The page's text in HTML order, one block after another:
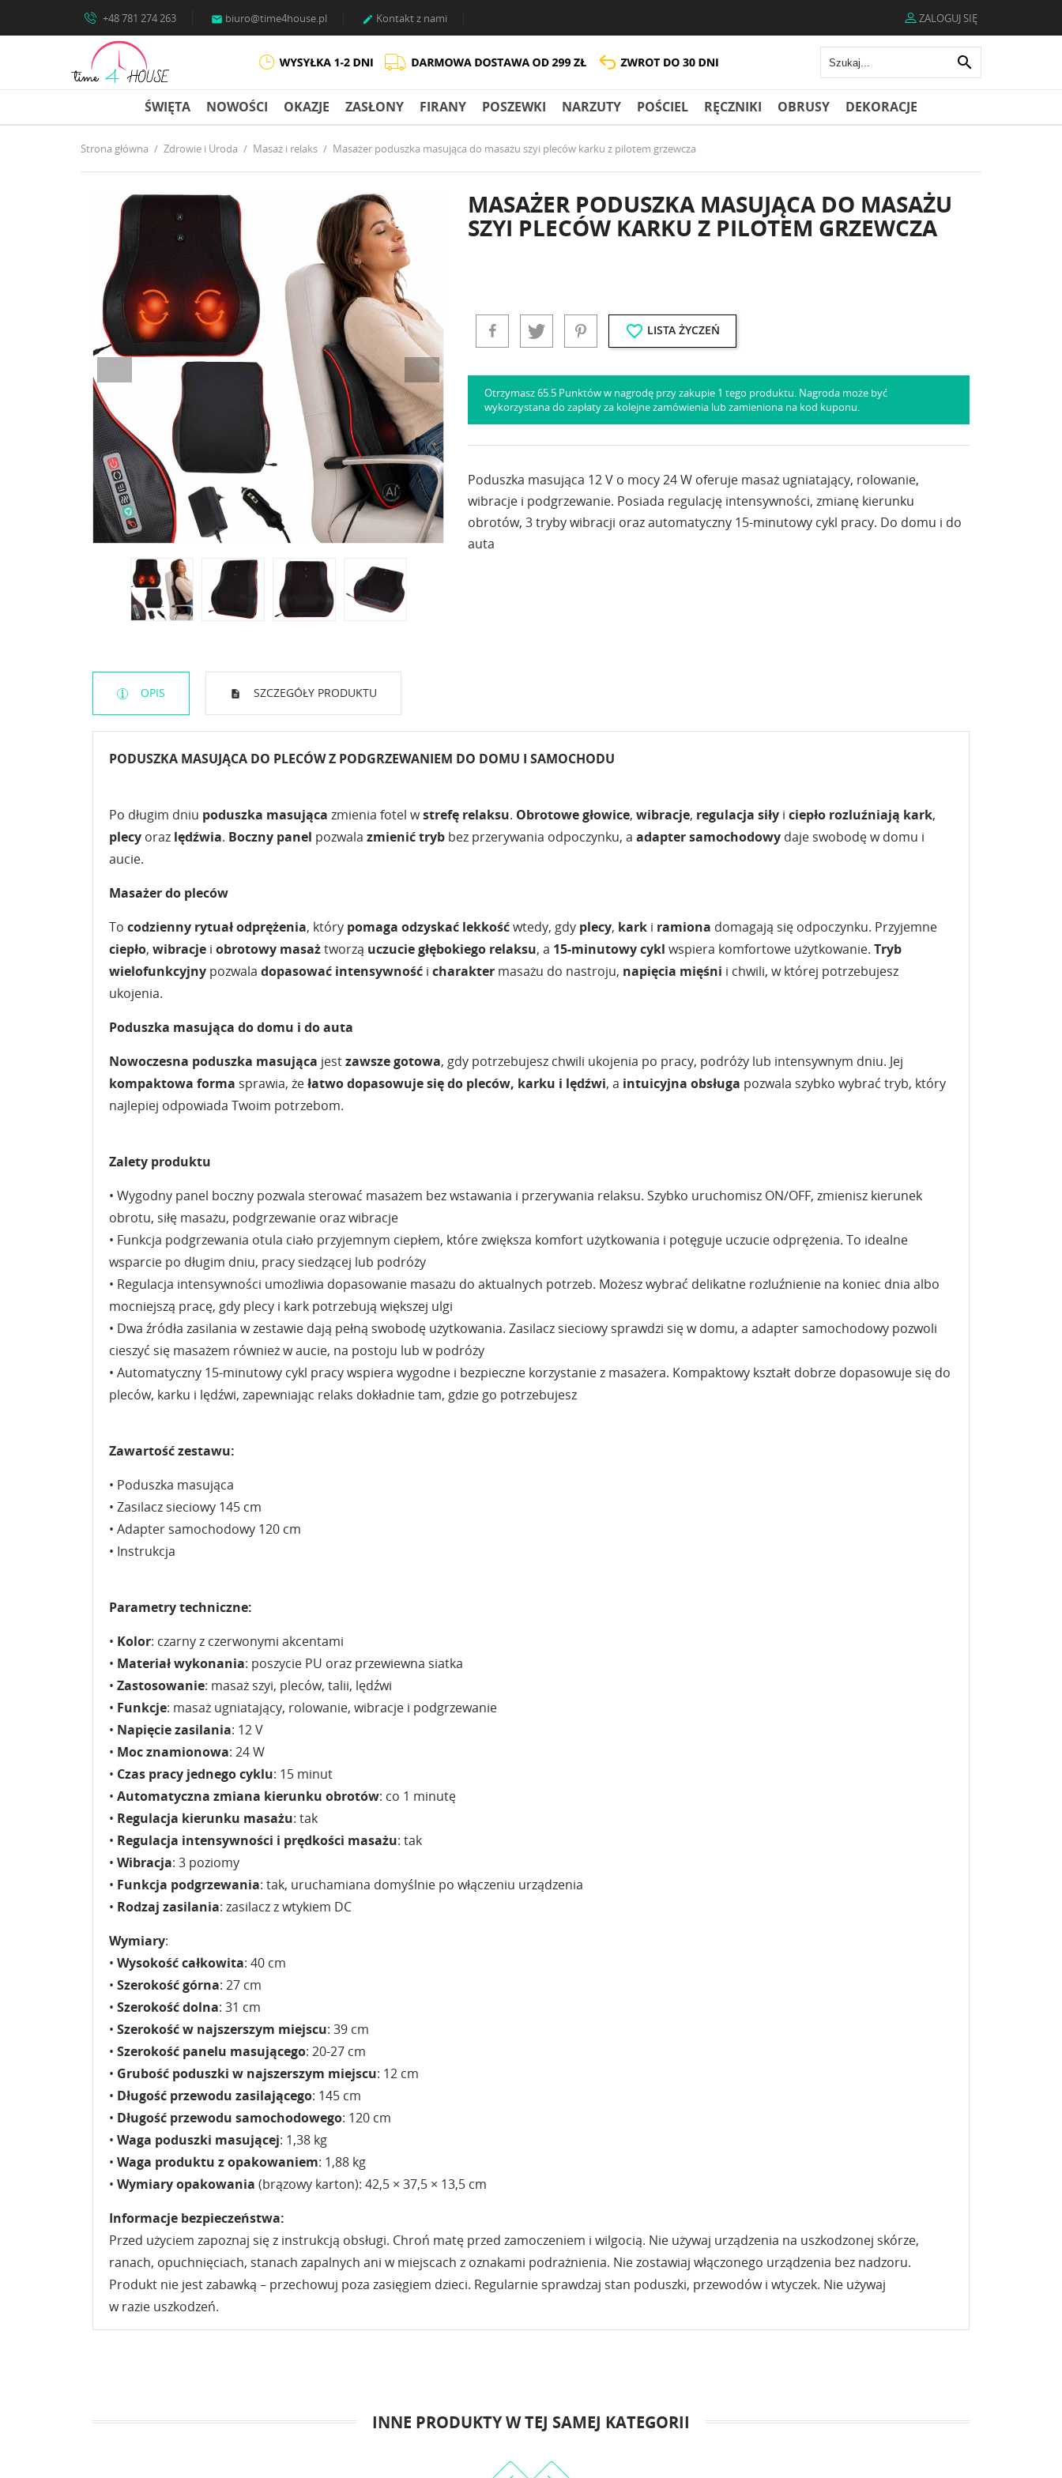
+48 781 274 263  biuro@time4house.pl  Kontakt z nami ZALOGUJ SIĘ

ŚWIĘTA NOWOŚCI OKAZJE ZASŁONY FIRANY POSZEWKI NARZUTY POŚCIEL RĘCZNIKI OBRUSY DEKORACJE
Strona główna Zdrowie i Uroda Masaż i relaks Masażer poduszka masująca do masażu szyi pleców karku z pilotem grzewcza
MASAŻER PODUSZKA MASUJĄCA DO MASAŻU
SZYI PLECÓW KARKU Z PILOTEM GRZEWCZA
favorite_border LISTA ŻYCZEŃ
Otrzymasz 65.5 Punktów w nagrodę przy zakupie 1 tego produktu. Nagroda może być
wykorzystana do zapłaty za kolejne zamówienia lub zamieniona na kod kuponu.
Poduszka masująca 12 V o mocy 24 W oferuje masaż ugniatający, rolowanie,
wibracje i podgrzewanie. Posiada regulację intensywności, zmianę kierunku
obrotów, 3 tryby wibracji oraz automatyczny 15-minutowy cykl pracy. Do domu i do
auta
OPIS SZCZEGÓŁY PRODUKTU
PODUSZKA MASUJĄCA DO PLECÓW Z PODGRZEWANIEM DO DOMU I SAMOCHODU
Po długim dniu poduszka masująca zmienia fotel wstrefę relaksu. Obrotowe głowice, wibracje, regulacja siły i ciepło rozluźniają kark,
plecy oraz lędźwia. Boczny panel pozwala zmienić tryb bez przerywania odpoczynku, a adapter samochodowy daje swobodę w domu i
aucie.
Masażer do pleców
To codzienny rytuał odprężenia, który pomaga odzyskać lekkośćwtedy, gdy plecy, kark i ramiona domagają się odpoczynku. Przyjemne
ciepło, wibracje i obrotowy masażtworzą uczucie głębokiego relaksu, a 15-minutowy cykl wspiera komfortowe użytkowanie. Tryb
wielofunkcyjny pozwala dopasować intensywność i charakter masażu do nastroju, napięcia mięśni i chwili, w której potrzebujesz
ukojenia.
Poduszka masująca do domu i do auta
Nowoczesna poduszka masująca jestzawsze gotowa, gdy potrzebujesz chwili ukojenia po pracy, podróży lub intensywnym dniu. Jej
kompaktowa forma sprawia, żełatwo dopasowuje się do pleców, karku i lędźwi, a intuicyjna obsługa pozwala szybko wybrać tryb, który
najlepiej odpowiada Twoim potrzebom.
Zalety produktu
• Wygodny panel boczny pozwala sterować masażem bez wstawania i przerywania relaksu. Szybko uruchomisz ON/OFF, zmienisz kierunek
obrotu, siłę masażu, podgrzewanie oraz wibracje
• Funkcja podgrzewania otula ciało przyjemnym ciepłem, które zwiększa komfort użytkowania i potęguje uczucie odprężenia. To idealne
wsparcie po długim dniu, pracy siedzącej lub podróży
• Regulacja intensywności umożliwia dopasowanie masażu do aktualnych potrzeb. Możesz wybrać delikatne rozluźnienie na koniec dnia albo
mocniejszą pracę, gdy plecy i kark potrzebują większej ulgi
• Dwa źródła zasilania w zestawie dają pełną swobodę użytkowania. Zasilacz sieciowy sprawdzi się w domu, a adapter samochodowy pozwoli
cieszyć się masażem również w aucie, na postoju lub w podróży
• Automatyczny 15-minutowy cykl pracy wspiera wygodne i bezpieczne korzystanie z masażera. Kompaktowy kształt dobrze dopasowuje się do
pleców, karku i lędźwi, zapewniając relaks dokładnie tam, gdzie go potrzebujesz
Zawartość zestawu:
• Poduszka masująca
• Zasilacz sieciowy 145 cm
• Adapter samochodowy 120 cm
• Instrukcja
Parametry techniczne:
• Kolor: czarny z czerwonymi akcentami
• Materiał wykonania: poszycie PU oraz przewiewna siatka
• Zastosowanie: masaż szyi, pleców, talii, lędźwi
• Funkcje: masaż ugniatający, rolowanie, wibracje i podgrzewanie
• Napięcie zasilania: 12 V
• Moc znamionowa: 24 W
• Czas pracy jednego cyklu: 15 minut
• Automatyczna zmiana kierunku obrotów: co 1 minutę
• Regulacja kierunku masażu: tak
• Regulacja intensywności i prędkości masażu: tak
• Wibracja: 3 poziomy
• Funkcja podgrzewania: tak, uruchamiana domyślnie po włączeniu urządzenia
• Rodzaj zasilania: zasilacz z wtykiem DC
Wymiary:
• Wysokość całkowita: 40 cm
• Szerokość górna: 27 cm
• Szerokość dolna: 31 cm
• Szerokość w najszerszym miejscu: 39 cm
• Szerokość panelu masującego: 20-27 cm
• Grubość poduszki w najszerszym miejscu: 12 cm
• Długość przewodu zasilającego: 145 cm
• Długość przewodu samochodowego: 120 cm
• Waga poduszki masującej: 1,38 kg
• Waga produktu z opakowaniem: 1,88 kg
• Wymiary opakowania (brązowy karton): 42,5 × 37,5 × 13,5 cm
Informacje bezpieczeństwa:
Przed użyciem zapoznaj się z instrukcją obsługi. Chroń matę przed zamoczeniem i wilgocią. Nie używaj urządzenia na uszkodzonej skórze,
ranach, opuchnięciach, stanach zapalnych ani w miejscach z oznakami podrażnienia. Nie zostawiaj włączonego urządzenia bez nadzoru.
Produkt nie jest zabawką – przechowuj poza zasięgiem dzieci. Regularnie sprawdzaj stan poduszki, przewodów i wtyczek. Nie używaj
w razie uszkodzeń.
INNE PRODUKTY W TEJ SAMEJ KATEGORII